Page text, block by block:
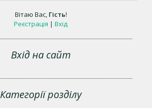
Вітаю Вас, Гість!
Реєстрація | Вхід
Вхід на сайт
Категорії розділу